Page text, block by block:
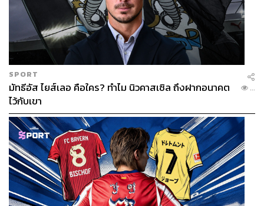
SPORT
มัทธีอัส ไยส์เลอ คือใคร? ทำไม นิวคาสเซิล ถึงฝากอนาคต
ไว้กับเขา
...